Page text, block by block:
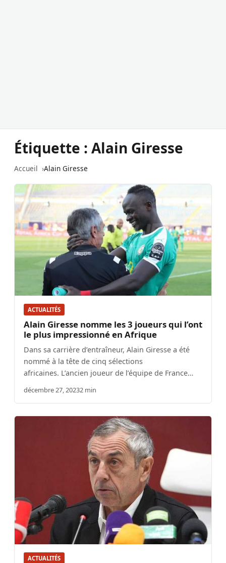
Étiquette : Alain Giresse
Accueil Alain Giresse
ACTUALITÉS
Alain Giresse nomme les 3 joueurs qui l’ont
le plus impressionné en Afrique
Dans sa carrière d’entraîneur, Alain Giresse a été
nommé à la tête de cinq sélections
africaines. L’ancien joueur de l’équipe de France…
décembre 27, 20232 min
ACTUALITÉS